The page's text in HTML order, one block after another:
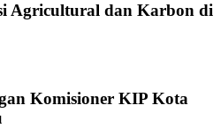
Agricultural dan Karbon di
Komisioner KIP Kota